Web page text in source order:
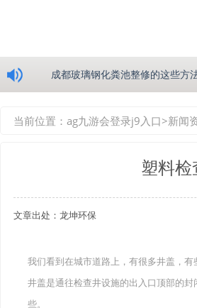
成都玻璃钢化粪池整修的这些方
四川玻璃钢化粪池逐渐取代传
关于重庆玻璃钢化粪池的这些基
在安装绵阳玻璃钢化粪池时可能
当前位置： ag九游会登录j9入口>新闻
塑料
文章出处：龙坤环保
我们看到在城市道路上，有很多井盖，
井盖是通往检查井设施的出入口顶部的封
些。